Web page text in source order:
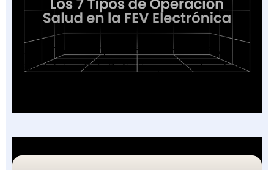
Los 7 Tipos de Operación Salud en la FEV
Electrónica: Guía Definitiva para Facturadores